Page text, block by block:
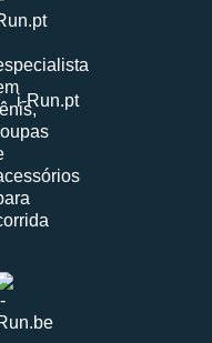
i-Run.pt